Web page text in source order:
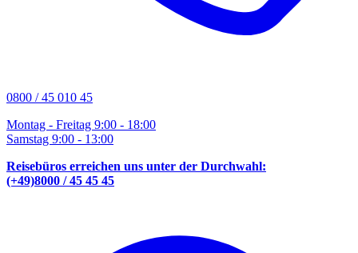
0800 / 45 010 45
Montag - Freitag 9:00 - 18:00
Samstag 9:00 - 13:00
Reisebüros erreichen uns unter der Durchwahl:
(+49)8000 / 45 45 45